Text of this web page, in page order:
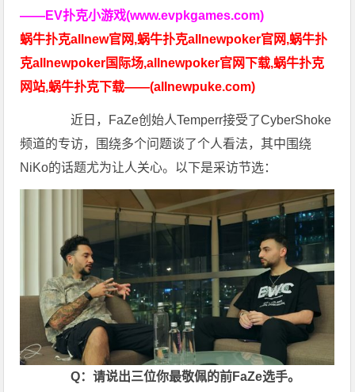
——EV扑克小游戏(www.evpkgames.com)
蜗牛扑克allnew官网,蜗牛扑克allnewpoker官网,蜗牛扑
克allnewpoker国际场,allnewpoker官网下载,蜗牛扑克
网站,蜗牛扑克下载——(allnewpuke.com)
近日，FaZe创始人Temperr接受了CyberShoke
频道的专访，围绕多个问题谈了个人看法，其中围绕
NiKo的话题尤为让人关心。以下是采访节选：
Q：请说出三位你最敬佩的前FaZe选手。